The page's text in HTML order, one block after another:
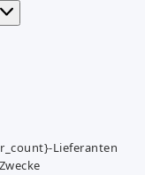
Lieferanten